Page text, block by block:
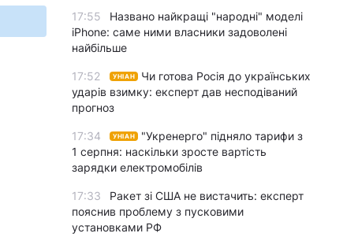
17:55
Названо найкращі "народні" моделі
iPhone: саме ними власники задоволені
найбільше
17:52 УНІАН
Чи готова Росія до українських
ударів взимку: експерт дав несподіваний
прогноз
17:34 УНІАН
"Укренерго" підняло тарифи з
1 серпня: наскільки зросте вартість
зарядки електромобілів
17:33
Ракет зі США не вистачить: експерт
пояснив проблему з пусковими
установками РФ